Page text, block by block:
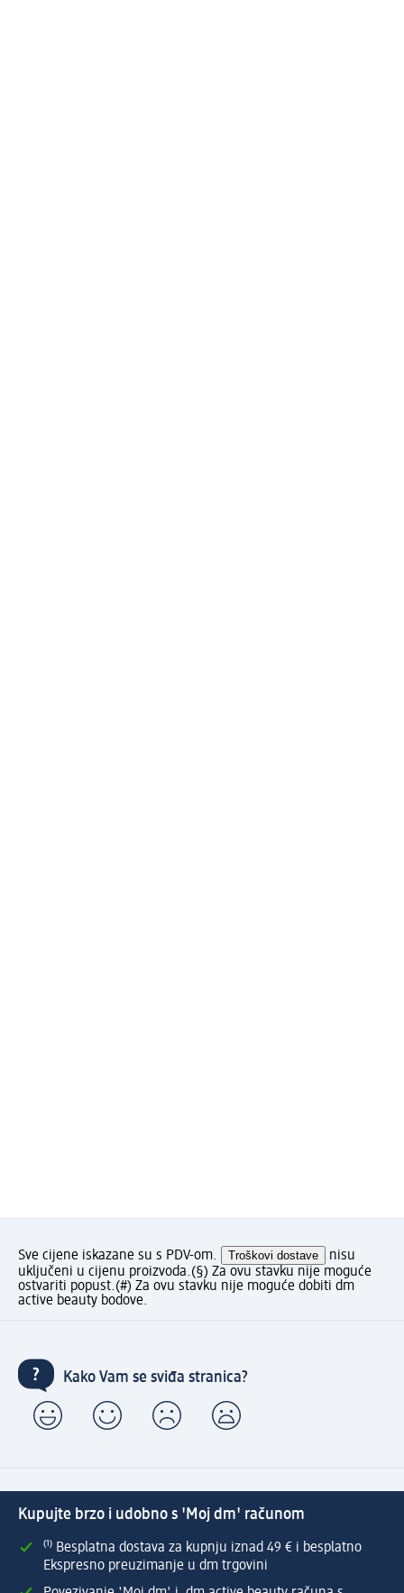
Sve cijene iskazane su s PDV-om. Troškovi dostave
nisu
uključeni u cijenu proizvoda.(§) Za ovu stavku nije moguće
ostvariti popust.(#) Za ovu stavku nije moguće dobiti dm
active beauty bodove.
Kako Vam se sviđa stranica?
Kupujte brzo i udobno s 'Moj dm' računom
⁽¹⁾ Besplatna dostava za kupnju iznad 49 € i besplatno
Ekspresno preuzimanje u dm trgovini